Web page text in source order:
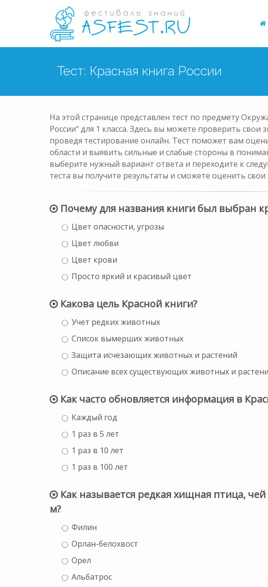
Тест: Красная книга России
На этой странице представлен тест по предмету
России" для 1 класса. Здесь вы можете проверить свои
проведя тестирование онлайн. Тест поможет вам
области и выявить сильные и слабые стороны в
выберите нужный вариант ответа и переходите к
теста вы получите результаты и сможете оценить свои
Почему для названия книги был выбран
Цвет опасности, угрозы
Цвет любви
Цвет крови
Просто яркий и красивый цвет
Какова цель Красной книги?
Учет редких животных
Список вымерших животных
Защита исчезающих животных и растений
Описание всех существующих животных и
Как часто обновляется информация в
Каждый год
1 раз в 5 лет
1 раз в 10 лет
1 раз в 100 лет
Как называется редкая хищная птица,
м?
Филин
Орлан-белохвост
Орел
Альбатрос